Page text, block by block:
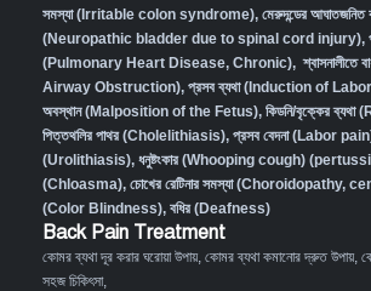
সমস্যা (Irritable colon syndrome), মেরুদন্ডের আঘাতজনিত
(Neuropathic bladder due to spinal cord injury),
(Pulmonary Heart Disease, Chronic),শ্বাসনালীতে
Airway Obstruction), প্রসব ব্যথা (Induction of
অবস্থান (Malposition of the Fetus), কিডনি/বৃক্কের
পিত্তথলির পাথর (Cholelithiasis), প্রসব বেদনা (Labor
(Urolithiasis), ধনুষ্টংকার (Whooping cough)
(Chloasma), চোখের রেটিনার সমস্যা (Choroidopathy,
(Color Blindness), বধির (Deafness)
Back Pain Treatment
কোমর ব্যথা দূর করার ঘরোয়া উপায় কোমর ব্যথা কমানোর দ্রুত উপায়
সহজ চিকিৎসা,